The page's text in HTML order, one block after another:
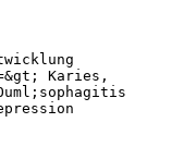
Karies,